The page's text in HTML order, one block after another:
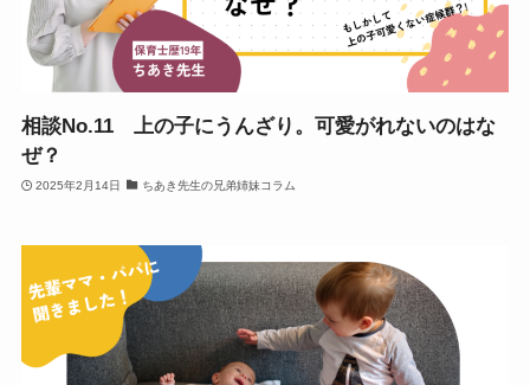
相談No.11 上の子にうんざり。可愛がれないのはな
ぜ？
2025年2月14日 ちあき先生の兄弟姉妹コラム